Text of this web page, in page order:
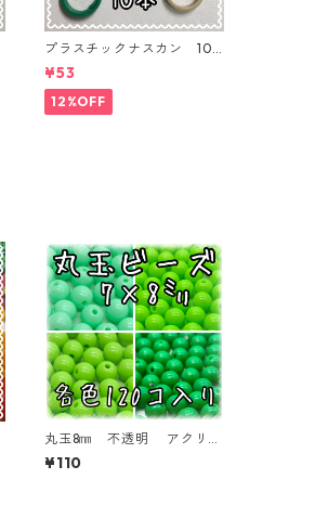
プラスチックナスカン 10
本入り【PK-10】
¥53
12%OFF
丸玉8㎜ 不透明 アクリル
ビーズ 各色 120個入り
ラウンドビーズ【RB-n8】
¥110